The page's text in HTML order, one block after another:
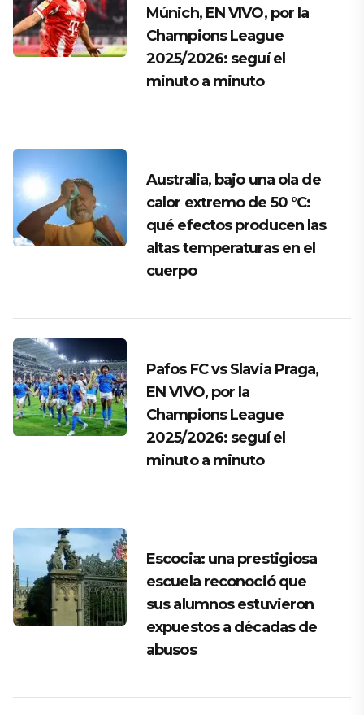
Múnich, EN VIVO, por la
Champions League
2025/2026: seguí el
minuto a minuto
Australia, bajo una ola de
calor extremo de 50 °C:
qué efectos producen las
altas temperaturas en el
cuerpo
Pafos FC vs Slavia Praga,
EN VIVO, por la
Champions League
2025/2026: seguí el
minuto a minuto
Escocia: una prestigiosa
escuela reconoció que
sus alumnos estuvieron
expuestos a décadas de
abusos